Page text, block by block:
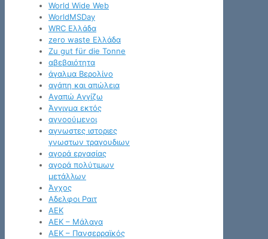
World Wide Web
WorldMSDay
WRC Ελλάδα
zero waste Ελλάδα
Zu gut für die Tonne
αβεβαιότητα
άγαλμα Βερολίνο
αγάπη και απώλεια
Αγαπώ Αγγίζω
Άγγιγμα εκτός
αγνοούμενοι
αγνωστες ιστοριες
γνωστων τραγουδιων
αγορά εργασίας
αγορά πολύτιμων
μετάλλων
Άγχος
Αδελφοι Ραιτ
ΑΕΚ
ΑΕΚ – Μάλαγα
ΑΕΚ – Πανσερραϊκός